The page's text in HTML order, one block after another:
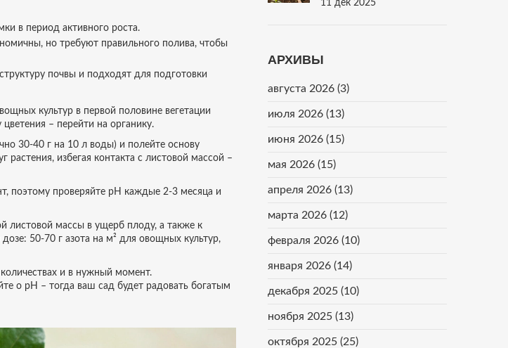
в период активного роста.
но требуют правильного полива, чтобы
почвы и подходят для подготовки
культур в первой половине вегетации
– перейти на органику.
30‑40 г на 10 л воды) и полейте основу
избегая контакта с листовой массой –
поэтому проверяйте pH каждые 2‑3 месяца и
листовой массы в ущерб плоду, а также к
50‑70 г азота на м² для овощных культур,
и в нужный момент.
о pH – тогда ваш сад будет радовать богатым
11 дек 2025
АРХИВЫ
августа 2026 (3)
июля 2026 (13)
июня 2026 (15)
мая 2026 (15)
апреля 2026 (13)
марта 2026 (12)
февраля 2026 (10)
января 2026 (14)
декабря 2025 (10)
ноября 2025 (13)
октября 2025 (25)